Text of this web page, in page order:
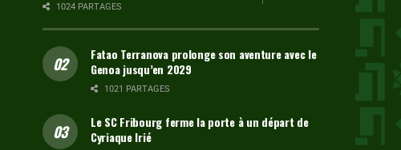
1024 PARTAGES
Fatao Terranova prolonge son aventure avec le
Genoa jusqu’en 2029
1021 PARTAGES
Le SC Fribourg ferme la porte à un départ de
Cyriaque Irié